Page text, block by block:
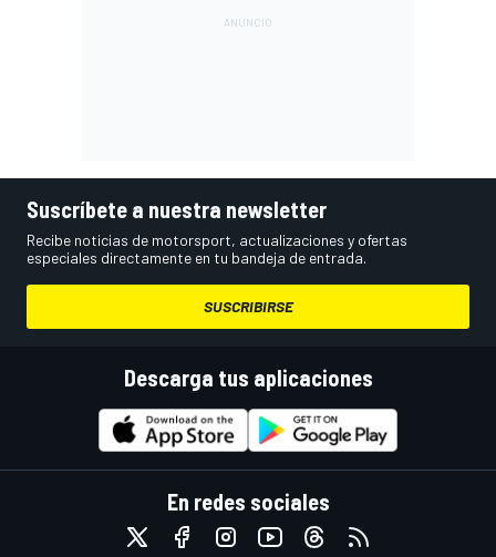
Suscríbete a nuestra newsletter
Recibe noticias de motorsport, actualizaciones y ofertas
especiales directamente en tu bandeja de entrada.
SUSCRIBIRSE
Descarga tus aplicaciones
En redes sociales